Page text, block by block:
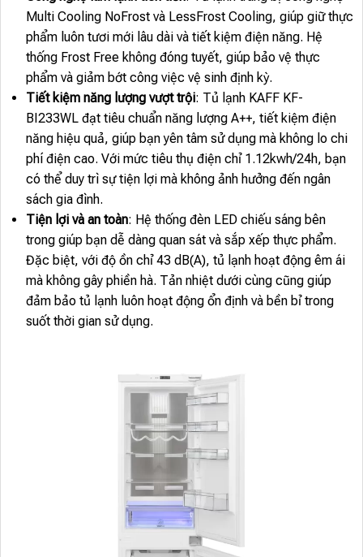
Multi Cooling NoFrost và LessFrost Cooling, giúp giữ thực
phẩm luôn tươi mới lâu dài và tiết kiệm điện năng. Hệ
thống Frost Free không đóng tuyết, giúp bảo vệ thực
phẩm và giảm bớt công việc vệ sinh định kỳ.
Tiết kiệm năng lượng vượt trội: Tủ lạnh KAFF KF-
BI233WL đạt tiêu chuẩn năng lượng A++, tiết kiệm điện
năng hiệu quả, giúp bạn yên tâm sử dụng mà không lo chi
phí điện cao. Với mức tiêu thụ điện chỉ 1.12kwh/24h, bạn
có thể duy trì sự tiện lợi mà không ảnh hưởng đến ngân
sách gia đình.
Tiện lợi và an toàn: Hệ thống đèn LED chiếu sáng bên
trong giúp bạn dễ dàng quan sát và sắp xếp thực phẩm.
Đặc biệt, với độ ồn chỉ 43 dB(A), tủ lạnh hoạt động êm ái
mà không gây phiền hà. Tản nhiệt dưới cùng cũng giúp
đảm bảo tủ lạnh luôn hoạt động ổn định và bền bỉ trong
suốt thời gian sử dụng.